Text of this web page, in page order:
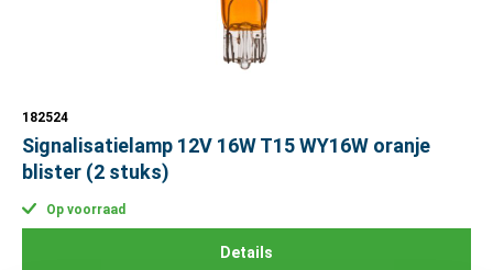
182524
Signalisatielamp 12V 16W T15 WY16W oranje
blister (2 stuks)
Op voorraad
Details